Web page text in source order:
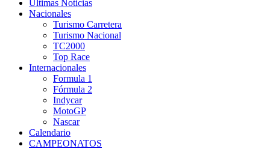
Últimas Noticias
Nacionales
Turismo Carretera
Turismo Nacional
TC2000
Top Race
Internacionales
Formula 1
Fórmula 2
Indycar
MotoGP
Nascar
Calendario
CAMPEONATOS